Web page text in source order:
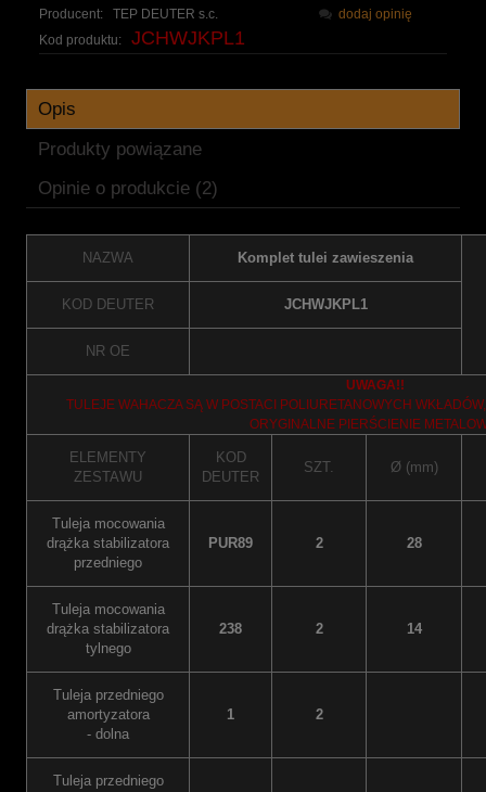
Producent:
TEP DEUTER s.c.
Kod produktu:
JCHWJKPL1
dodaj opinię
Opis
Produkty powiązane
Opinie o produkcie (2)
NAZWA Komplet tulei zawieszenia
KOD DEUTER JCHWJKPL1
NR OE
UWAGA!!
TULEJE WAHACZA SĄ W POSTACI POLIURETANOWYCH
ORYGINALNE PIERŚCIENIE
ELEMENTY
ZESTAWU
KOD
DEUTER
SZT. Ø (mm)
Tuleja mocowania
drążka stabilizatora
przedniego
PUR89 2 28
Tuleja mocowania
drążka stabilizatora
tylnego
238 2 14
Tuleja przedniego
amortyzatora
- dolna
1 2
Tuleja przedniego